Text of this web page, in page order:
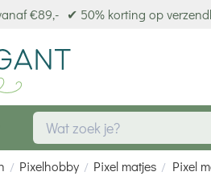
€89,- ✔ 50% korting op
/ Pixelhobby / Pixel matjes / Pixel